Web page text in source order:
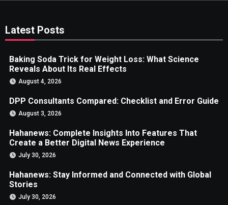
Latest Posts
Baking Soda Trick for Weight Loss: What Science
Reveals About Its Real Effects
August 4, 2026
DPP Consultants Compared: Checklist and Error Guide
August 3, 2026
Hahanews: Complete Insights Into Features That
Create a Better Digital News Experience
July 30, 2026
Hahanews: Stay Informed and Connected with Global
Stories
July 30, 2026